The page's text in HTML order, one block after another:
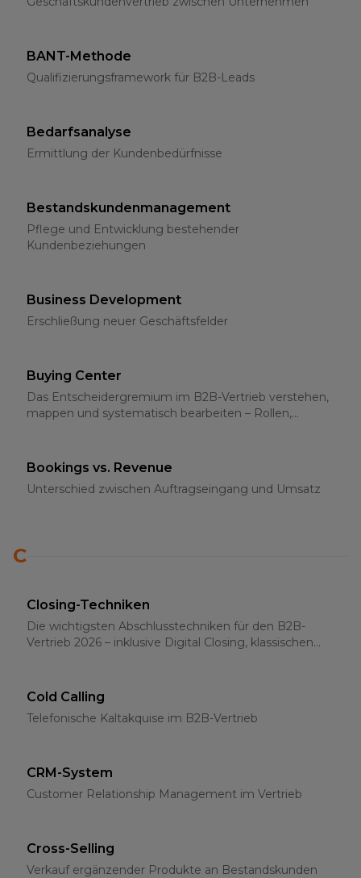
BANT-Methode
Qualifizierungsframework für B2B-Leads
Bedarfsanalyse
Ermittlung der Kundenbedürfnisse
Bestandskundenmanagement
Pflege und Entwicklung bestehender
Kundenbeziehungen
Business Development
Erschließung neuer Geschäftsfelder
Buying Center
Das Entscheidergremium im B2B-Vertrieb verstehen,
mappen und systematisch bearbeiten – Rollen,
Bookings vs. Revenue
Unterschied zwischen Auftragseingang und Umsatz
C
Closing-Techniken
Die wichtigsten Abschlusstechniken für den B2B-
Vertrieb 2026 – inklusive Digital Closing, klassischen
Cold Calling
Telefonische Kaltakquise im B2B-Vertrieb
CRM-System
Customer Relationship Management im Vertrieb
Cross-Selling
Verkauf ergänzender Produkte an Bestandskunden